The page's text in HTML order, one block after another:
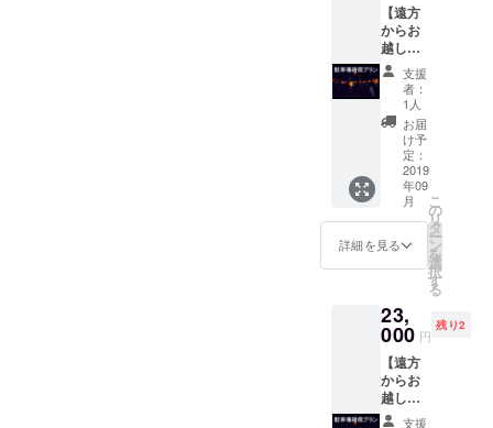
【遠方
からお
越しの
方向
け】
LEDス
カイラ
ンタン
打ち上
げ券 3
場1台
分 確
保 お礼
メッ
セージ
映像）
支援
者：
1人
お届
け予
定：
2019
年09
月
詳細を見る
こ
の
リ
タ
ー
ン
を
選
択
す
る
23,
000 円
残り2
【遠方
からお
越しの
方向支援